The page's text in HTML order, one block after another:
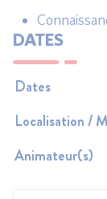
DATES
Dates
Localisation /
Animateur(s)